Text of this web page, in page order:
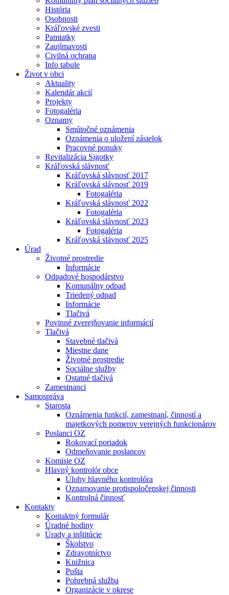
História
Osobnosti
Kráľovské zvesti
Pamiatky
Zaujímavosti
Civilná ochrana
Info tabule
Život v obci
Aktuality
Kalendár akcií
Projekty
Fotogaléria
Oznamy
Smútočné oznámenia
Oznámenia o uložení zásielok
Pracovné ponuky
Revitalizácia Sigotky
Kráľovská slávnosť
Kráľovská slávnosť 2017
Kráľovská slávnosť 2019
Fotogaléria
Kráľovská slávnosť 2022
Fotogaléria
Kráľovská slávnosť 2023
Fotogaléria
Kráľovská slávnosť 2025
Úrad
Životné prostredie
Informácie
Odpadové hospodárstvo
Komunálny odpad
Triedený odpad
Informácie
Tlačivá
Povinné zverejňovanie informácií
Tlačivá
Stavebné tlačivá
Miestne dane
Životné prostredie
Sociálne služby
Ostatné tlačivá
Zamestnanci
Samospráva
Starosta
Oznámenia funkcií, zamestnaní, činností a
majetkových pomerov verejných funkcionárov
Poslanci OZ
Rokovací poriadok
Odmeňovanie poslancov
Komisie OZ
Hlavný kontrolór obce
Úlohy hlavného kontrolóra
Oznamovanie protispoločenskej činnosti
Kontrolná činnosť
Kontakty
Kontaktný formulár
Úradné hodiny
Úrady a inštitúcie
Školstvo
Zdravotníctvo
Knižnica
Pošta
Pohrebná služba
Organizácie v okrese